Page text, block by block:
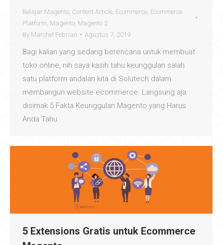
Belajar Magento Content Article Ecommerce Ecommerce
Platform Magento Magento 2
By Marchel Febrian Agustus 7, 2019
Bagi kalian yang sedang berencana untuk membuat
toko online, nih saya kasih tahu keunggulan salah
satu platform andalan kita di Solutech dalam
membangun website ecommerce. Langsung aja
disimak 5 Fakta Keunggulan Magento yang Harus
Anda Tahu.
5 Extensions Gratis untuk Ecommerce